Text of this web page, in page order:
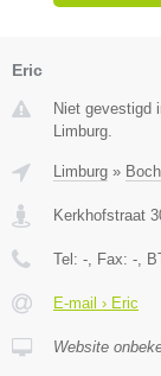
Eric
Niet gevestigd
Limburg.
Limburg »
Kerkhofstraat
Tel: - , Fax: - ,
E-mail › Eric
Website